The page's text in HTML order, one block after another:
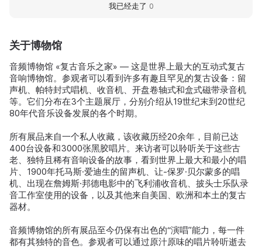
关于博物馆
音频博物馆 «复古音乐之家» — 这是世界上最大的互动式复古
音响博物馆。参观者可以看到许多有趣且罕见的复古设备：留
声机、帕特封式唱机、收音机、开盘卷轴式和盒式磁带录音机
等。它们分布在3个主题展厅，分别介绍从19世纪末到20世纪
80年代音乐设备发展的各个时期。
所有展品来自一个私人收藏，该收藏历经20余年，目前已达
400台设备和3000张黑胶唱片。来访者可以聆听关于这些古
老、独特且稀有音响设备的故事，看到世界上最大和最小的唱
片、1900年托马斯·爱迪生的留声机、让-保罗·贝尔蒙多的唱
机、出现在詹姆斯·邦德电影中的飞利浦收音机、披头士乐队录
音工作室使用的设备，以及其他来自美国、欧洲和本土的复古
器材。
音频博物馆的所有展品至今仍保有出色的“演唱”能力，每一件
都有其独特的音色。参观者可以通过原汁原味的唱片聆听逝去
我已经走了 0